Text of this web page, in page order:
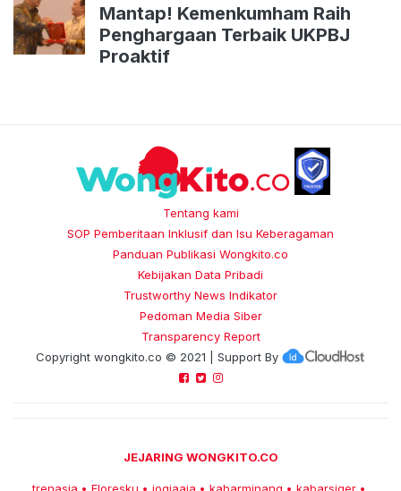
Mantap! Kemenkumham Raih
Penghargaan Terbaik UKPBJ
Proaktif
Tentang kami
SOP Pemberitaan Inklusif dan Isu Keberagaman
Panduan Publikasi Wongkito.co
Kebijakan Data Pribadi
Trustworthy News Indikator
Pedoman Media Siber
Transparency Report
Copyright wongkito.co © 2021 | Support By
JEJARING WONGKITO.CO
trenasia Floresku jogjaaja kabarminang kabarsiger